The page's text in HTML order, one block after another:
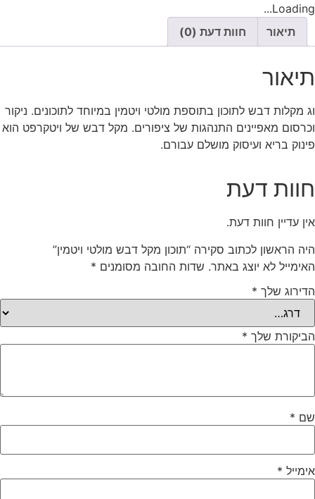
Loading...
תיאור
חוות דעת (0)
תיאור
וג מקלות דבש לתוכון בתוספת מולטי ויטמין במיוחד לתוכונים. ניקור
וכרסום מאפיינים התנהגות של ציפורים. מקל דבש של ויטקרפט הוא
פינוק בריא ועיסוק מושלם עבורם.
חוות דעת
אין עדיין חוות דעת.
היה הראשון לכתוב סקירה “תוכון מקל דבש מולטי ויטמין”
האימייל לא יוצג באתר. שדות החובה מסומנים *
הדירוג שלך *
הביקורת שלך *
שם *
אימייל *